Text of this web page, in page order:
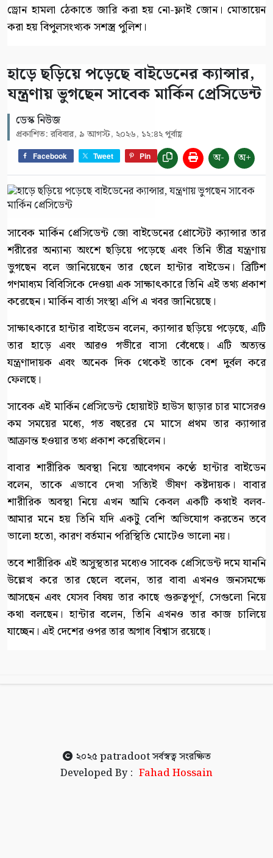
ড্রোন হামলা ঠেকাতে জারি করা হয় নো-ফ্লাই জোন। মোতায়েন
করা হয় বিপুলসংখ্যক সশস্ত্র পুলিশ।
হাড়ে ছড়িয়ে পড়েছে বাইডেনের ক্যান্সার,
যন্ত্রণায় ভুগছেন সাবেক মার্কিন প্রেসিডেন্ট
ডেস্ক নিউজ
প্রকাশিত: রবিবার, ৯ আগস্ট, ২০২৬, ১২:৪২ পূর্বাহ্ণ
Facebook Tweet Pin অ- অ+
সাবেক মার্কিন প্রেসিডেন্ট জো বাইডেনের প্রোস্টেট ক্যান্সার তার
শরীরের অন্যান্য অংশে ছড়িয়ে পড়েছে এবং তিনি তীব্র যন্ত্রণায়
ভুগছেন বলে জানিয়েছেন তার ছেলে হান্টার বাইডেন। ব্রিটিশ
গণমাধ্যম বিবিসিকে দেওয়া এক সাক্ষাৎকারে তিনি এই তথ্য প্রকাশ
করেছেন। মার্কিন বার্তা সংস্থা এপি এ খবর জানিয়েছে।
সাক্ষাৎকারে হান্টার বাইডেন বলেন, ক্যান্সার ছড়িয়ে পড়েছে, এটি
তার হাড়ে এবং আরও গভীরে বাসা বেঁধেছে। এটি অত্যন্ত
যন্ত্রণাদায়ক এবং অনেক দিক থেকেই তাকে বেশ দুর্বল করে
ফেলছে।
সাবেক এই মার্কিন প্রেসিডেন্ট হোয়াইট হাউস ছাড়ার চার মাসেরও
কম সময়ের মধ্যে, গত বছরের মে মাসে প্রথম তার ক্যান্সার
আক্রান্ত হওয়ার তথ্য প্রকাশ করেছিলেন।
বাবার শারীরিক অবস্থা নিয়ে আবেগঘন কণ্ঠে হান্টার বাইডেন
বলেন, তাকে এভাবে দেখা সত্যিই ভীষণ কষ্টদায়ক। বাবার
শারীরিক অবস্থা নিয়ে এখন আমি কেবল একটি কথাই বলব-
আমার মনে হয় তিনি যদি একটু বেশি অভিযোগ করতেন তবে
ভালো হতো, কারণ বর্তমান পরিস্থিতি মোটেও ভালো নয়।
তবে শারীরিক এই অসুস্থতার মধ্যেও সাবেক প্রেসিডেন্ট দমে যাননি
উল্লেখ করে তার ছেলে বলেন, তার বাবা এখনও জনসমক্ষে
আসছেন এবং যেসব বিষয় তার কাছে গুরুত্বপূর্ণ, সেগুলো নিয়ে
কথা বলছেন। হান্টার বলেন, তিনি এখনও তার কাজ চালিয়ে
যাচ্ছেন। এই দেশের ওপর তার অগাধ বিশ্বাস রয়েছে।
২০২৫ patradootসর্বস্বত্ব সংরক্ষিত
Developed By : Fahad Hossain